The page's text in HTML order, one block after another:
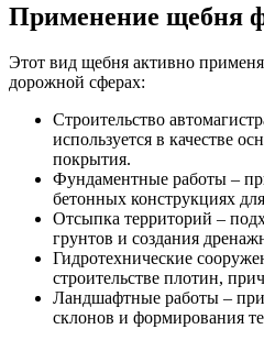
Применение щебня
Этот вид щебня активно
дорожной сферах:
Строительство
используется в качестве
покрытия.
Фундаментные работы –
бетонных конструкциях
Отсыпка территорий –
грунтов и создания
Гидротехнические
строительстве плотин,
Ландшафтные работы –
склонов и формирования